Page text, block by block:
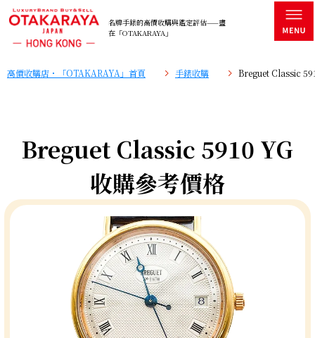
名牌手錶的高價收購與鑑定評估——盡
在「OTAKARAYA」
高價收購店・「OTAKARAYA」首頁 手錶收購 Breguet Classic
Breguet Classic 5910 YG
收購參考價格